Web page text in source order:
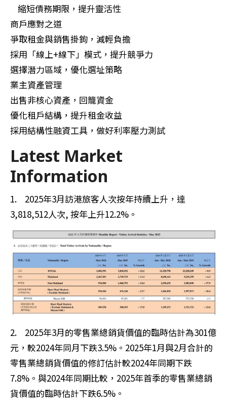
縮短債務期限，提升靈活性
商戶應對之道
爭取租金與銷售掛鉤，減輕負擔
採用「線上+線下」模式，提升競爭力
選擇潛力區域，優化選址策略
業主資產管理
出售非核心資產，回籠資金
優化租戶結構，提升租金收益
採用結構性融資工具，做好利率壓力測試
Latest Market
Information
1. 2025年3月訪港旅客人次按年持續上升，達
3,818,512人次, 按年上升12.2%。
2. 2025年3月的零售業總銷貨價值的臨時估計為301億
元，較2024年同月下跌3.5%。2025年1月與2月合計的
零售業總銷貨價值的修訂估計較2024年同期下跌
7.8%。與2024年同期比較，2025年首季的零售業總銷
貨價值的臨時估計下跌6.5%。